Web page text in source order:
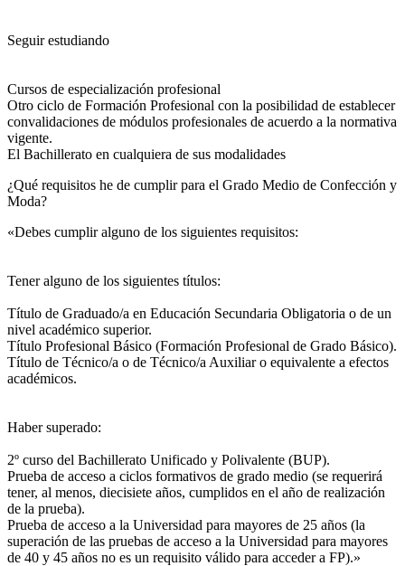
Seguir estudiando
Cursos de especialización profesional
Otro ciclo de Formación Profesional con la posibilidad de establecer
convalidaciones de módulos profesionales de acuerdo a la normativa
vigente.
El Bachillerato en cualquiera de sus modalidades
¿Qué requisitos he de cumplir para el Grado Medio de Confección y
Moda?
«Debes cumplir alguno de los siguientes requisitos:
Tener alguno de los siguientes títulos:
Título de Graduado/a en Educación Secundaria Obligatoria o de un
nivel académico superior.
Título Profesional Básico (Formación Profesional de Grado Básico).
Título de Técnico/a o de Técnico/a Auxiliar o equivalente a efectos
académicos.
Haber superado:
2º curso del Bachillerato Unificado y Polivalente (BUP).
Prueba de acceso a ciclos formativos de grado medio (se requerirá
tener, al menos, diecisiete años, cumplidos en el año de realización
de la prueba).
Prueba de acceso a la Universidad para mayores de 25 años (la
superación de las pruebas de acceso a la Universidad para mayores
de 40 y 45 años no es un requisito válido para acceder a FP).»